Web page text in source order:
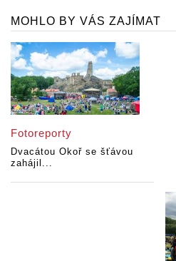
MOHLO BY VÁS ZAJÍMAT
Fotoreporty
Dvacátou Okoř se šťávou
zahájil...